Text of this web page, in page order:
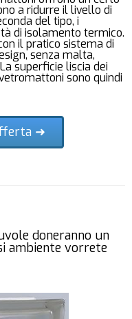
a ridurre il livello di
del tipo, i
di isolamento termico.
il pratico sistema di
senza malta,
superficie liscia dei
sono quindi
➜
doneranno un
ambiente vorrete